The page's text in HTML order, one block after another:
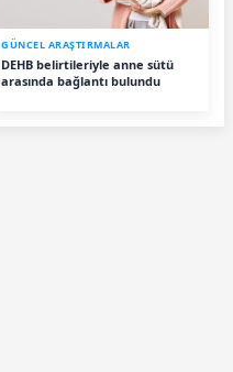
GÜNCEL ARAŞTIRMALAR
DEHB belirtileriyle anne sütü
arasında bağlantı bulundu